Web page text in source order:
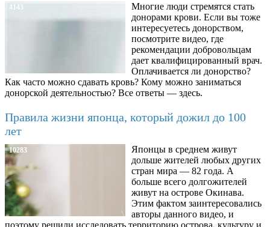
4143
Многие люди стремятся стать
донорами крови. Если вы тоже
интересуетесь донорством,
посмотрите видео, где
рекомендации добровольцам
дает квалифицированный врач.
Оплачивается ли донорство?
Как часто можно сдавать кровь? Кому можно заниматься
донорской деятельностью? Все ответы — здесь.
Правила жизни японца, который дожил до 100
лет
10283
Японцы в среднем живут
дольше жителей любых других
стран мира — 82 года. А
больше всего долгожителей
живут на острове Окинава.
Этим фактом заинтересовались
авторы данного видео, и
поэтому решили исследовать территорию острова, культуру и